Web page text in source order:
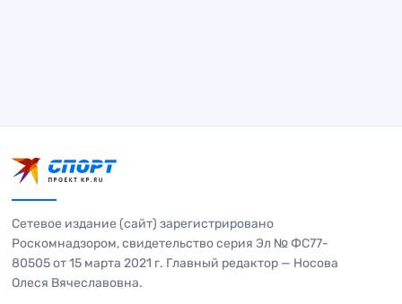
Сетевое издание (сайт) зарегистрировано
Роскомнадзором, свидетельство серия Эл № ФС77-
80505 от 15 марта 2021 г. Главный редактор — Носова
Олеся Вячеславовна.